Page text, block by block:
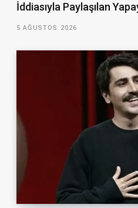
İddiasıyla Paylaşılan
5 AĞUSTOS 2026